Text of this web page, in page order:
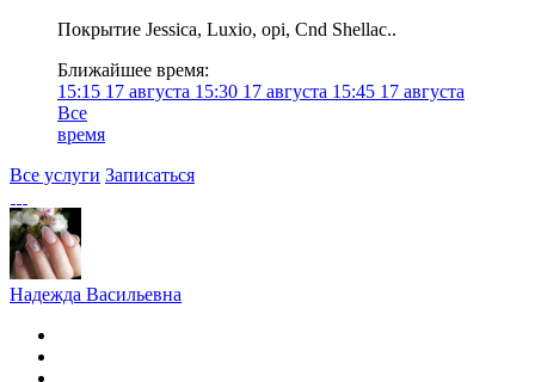
Покрытие Jessica, Luxio, opi, Cnd Shellac..
Ближайшее время:
15:15 17 августа 15:30 17 августа 15:45 17 августа
Все
время
Все услуги Записаться
Надежда Васильевна